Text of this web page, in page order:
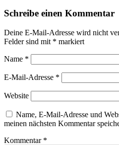
Schreibe einen Kommentar
Deine E-Mail-Adresse wird nicht
Felder sind mit * markiert
Name *
E-Mail-Adresse *
Website
Name, E-Mail-Adresse und
meinen nächsten Kommentar
Kommentar *